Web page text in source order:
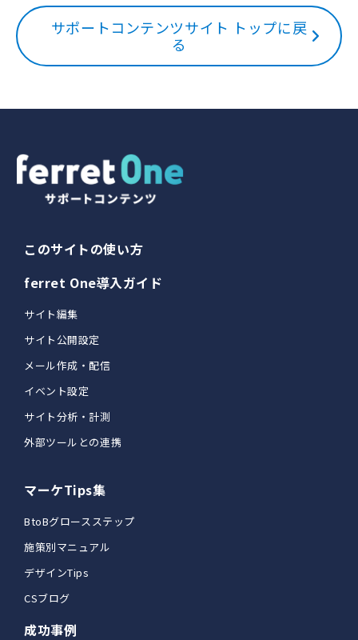
サポートコンテンツサイト トップに戻
る
このサイトの使い方
ferret One導入ガイド
サイト編集
サイト公開設定
メール作成・配信
イベント設定
サイト分析・計測
外部ツールとの連携
マーケTips集
BtoBグロースステップ
施策別マニュアル
デザインTips
CSブログ
成功事例